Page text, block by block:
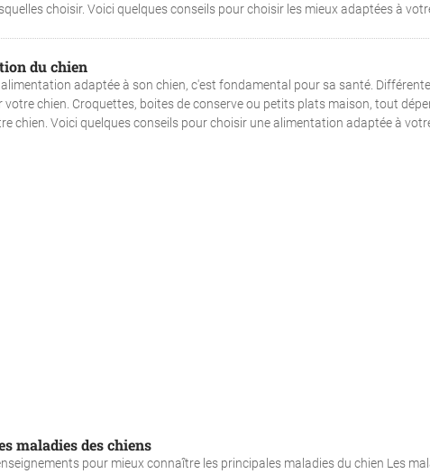
choisir. Voici quelques conseils pour choisir les mieux adaptées à votre
du chien
adaptée à son chien, c'est fondamental pour sa santé.
votre chien. Croquettes, boites de conserve ou petits plats maison, tout
chien. Voici quelques conseils pour choisir une alimentation adaptée à votre
maladies des chiens
pour mieux connaître les principales maladies du chien Les